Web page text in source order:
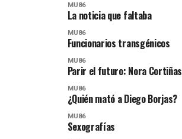
MU86
La noticia que faltaba
MU86
Funcionarios transgénicos
MU86
Parir el futuro: Nora Cortiñas
MU86
¿Quién mató a Diego Borjas?
MU86
Sexografías